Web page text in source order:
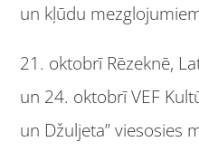
un kļūdu
21. oktobrī Rēzeknē,
un 24. oktobrī VEF
un Džuljeta” viesosies